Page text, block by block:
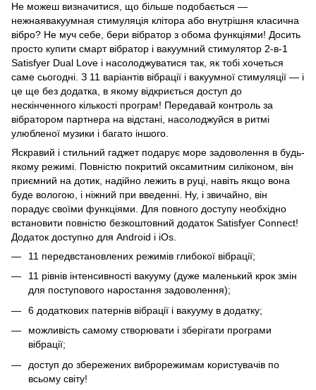
Не можеш визначитися, що більше подобається —
нежнаявакуумная стимуляція клітора або внутрішня класична
вібро? Не муч себе, бери вібратор з обома функціями! Досить
просто купити смарт вібратор і вакуумний стимулятор 2-в-1
Satisfyer Dual Love і насолоджуватися так, як тобі хочеться
саме сьогодні. З 11 варіантів вібрації і вакуумної стимуляції — і
це ще без додатка, в якому відкриється доступ до
нескінченного кількості програм! Передавай контроль за
вібратором партнера на відстані, насолоджуйся в ритмі
улюбленої музики і багато іншого.
Яскравий і стильний гаджет подарує море задоволення в будь-
якому режимі. Повністю покритий оксамитним силіконом, він
приємний на дотик, надійно лежить в руці, навіть якщо вона
буде вологою, і ніжний при введенні. Ну, і звичайно, він
порадує своїми функціями. Для повного доступу необхідно
встановити повністю безкоштовний додаток Satisfyer Connect!
Додаток доступно для Android і iOs
11 передвстановлених режимів глибокої вібрації;
11 рівнів інтенсивності вакууму (дуже маленький крок змін
для поступового наростання задоволення);
6 додаткових патернів вібрації і вакууму в додатку;
можливість самому створювати і зберігати програми
вібрації;
доступ до збережених виброрежимам користувачів по
всьому світу!